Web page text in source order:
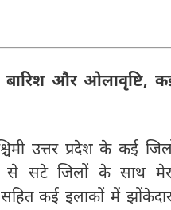
बारिश और ओलावृष्टि,
उत्तर प्रदेश के कई
से सटे जिलों के साथ
कई इलाकों में